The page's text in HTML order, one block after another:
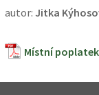
autor: Jitka
Místní